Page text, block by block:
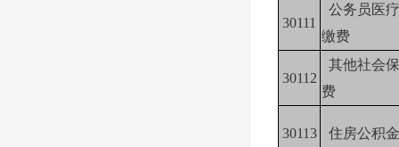
30111
公务员医
缴费
30112
其他社会
费
30113 住房公积金